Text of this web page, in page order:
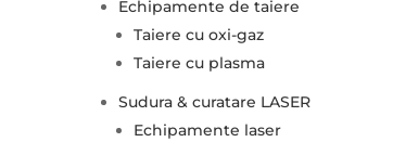
Echipamente de taiere
Taiere cu oxi-gaz
Taiere cu plasma
Sudura & curatare LASER
Echipamente laser